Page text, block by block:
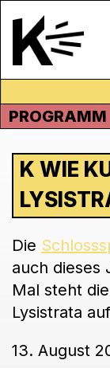
PROGRAMM
K WIE
Die
auch dieses
Mal steht
Lysistrata
13. August